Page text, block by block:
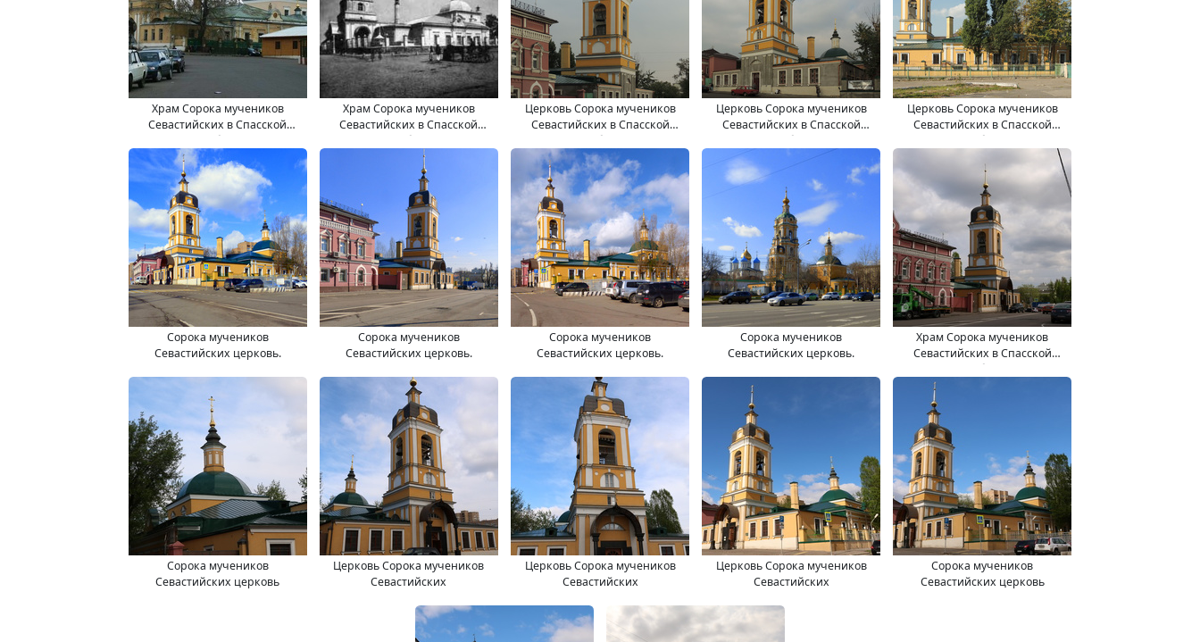
Храм Сорока мучеников
Севастийских в Спасской
слободе
Храм Сорока мучеников
Севастийских в Спасской
слободе
Церковь Сорока мучеников
Севастийских в Спасской
слободе
Церковь Сорока мучеников
Севастийских в Спасской
слободе
Церковь Сорока мучеников
Севастийских в Спасской
слободе
Сорока мучеников
Севастийских церковь.
Сорока мучеников
Севастийских церковь.
Сорока мучеников
Севастийских церковь.
Сорока мучеников
Севастийских церковь.
Храм Сорока мучеников
Севастийских в Спасской
слободе
Сорока мучеников
Севастийских церковь
Церковь Сорока мучеников
Севастийских
Церковь Сорока мучеников
Севастийских
Церковь Сорока мучеников
Севастийских
Сорока мучеников
Севастийских церковь